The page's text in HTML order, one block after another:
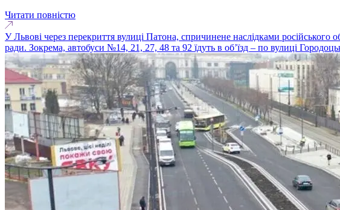
Читати повністю
У Львові через перекриття вулиці Патона, спричинене наслідками російського
ради. Зокрема, автобуси №14, 21, 27, 48 та 92 їдуть в об’їзд – по вулиці